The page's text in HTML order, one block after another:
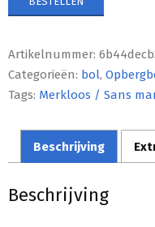
Artikelnummer:
Categorieën: bol,
Tags: Merkloos / Sans
Beschrijving
Beschrijving